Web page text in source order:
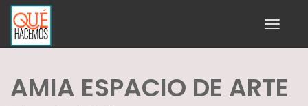
Toggle
AMIA ESPACIO DE ARTE